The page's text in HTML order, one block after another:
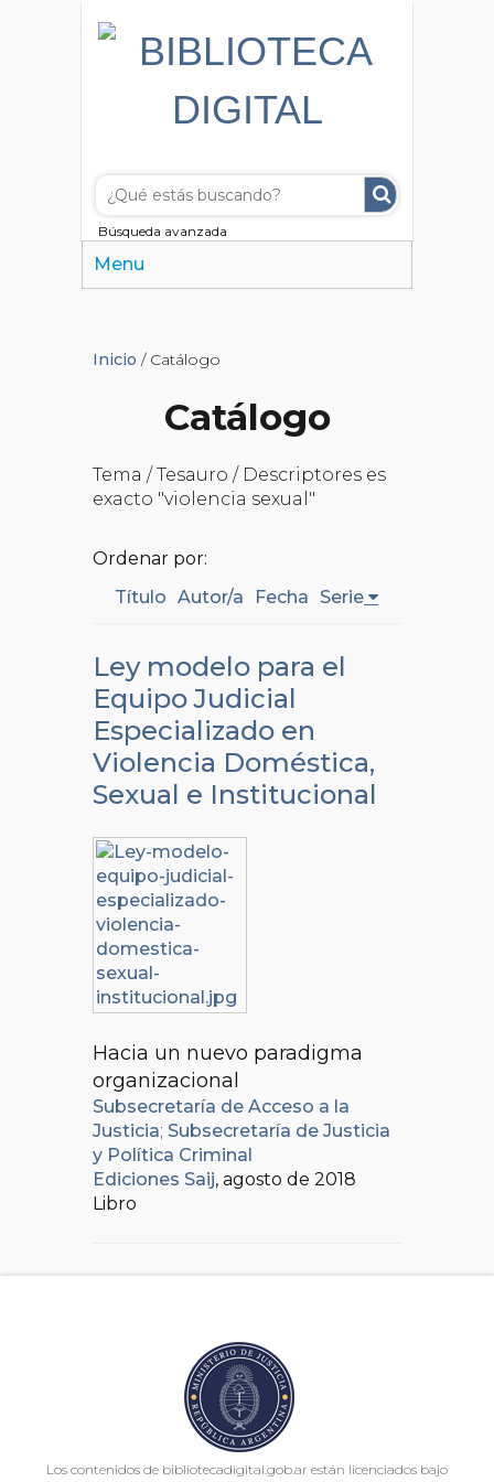
Búsqueda avanzada
Menu
Inicio / Catálogo
Catálogo
Tema / Tesauro / Descriptores es
exacto "violencia sexual"
Ordenar por:
Título Autor/a Fecha Serie
Ley modelo para el
Equipo Judicial
Especializado en
Violencia Doméstica,
Sexual e Institucional
Hacia un nuevo paradigma
organizacional
Subsecretaría de Acceso a la
Justicia; Subsecretaría de Justicia
y Política Criminal
Ediciones Saij, agosto de 2018
Libro
Los contenidos de bibliotecadigital.gob.ar están licenciados bajo